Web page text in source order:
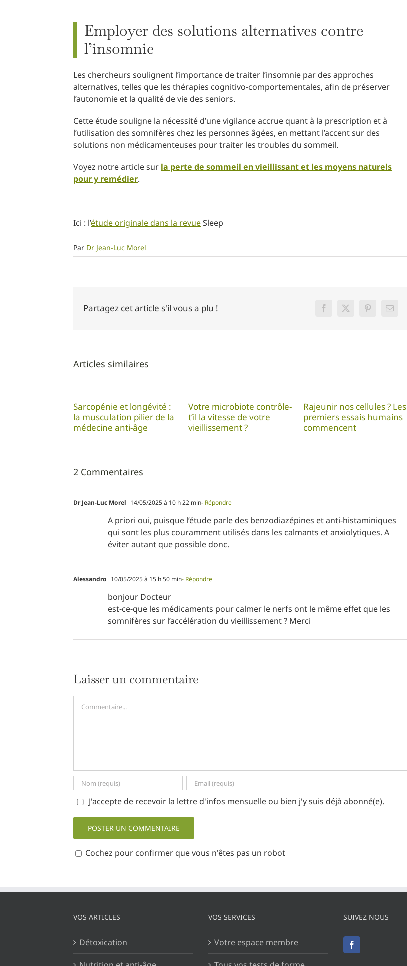
Employer des solutions alternatives contre
l’insomnie
Les chercheurs soulignent l’importance de traiter l’insomnie par des approches
alternatives, telles que les thérapies cognitivo-comportementales, afin de préserver
l’autonomie et la qualité de vie des seniors.
Cette étude souligne la nécessité d’une vigilance accrue quant à la prescription et à
l’utilisation des somnifères chez les personnes âgées, en mettant l’accent sur des
solutions non médicamenteuses pour traiter les troubles du sommeil.
Voyez notre article sur la perte de sommeil en vieillissant et les moyens naturels
pour y remédier.
Ici : l’étude originale dans la revueSleep
Par Dr Jean-Luc Morel
Partagez cet article s'il vous a plu ! FacebookTwitterPinterestEmail
Articles similaires
Sarcopénie et longévité :
la musculation pilier de la
médecine anti-âge
Votre microbiote contrôle-
t’il la vitesse de votre
vieillissement ?
Rajeunir nos cellules ? Les
premiers essais humains
commencent
2 Commentaires
Dr Jean-Luc Morel 14/05/2025 à 10 h 22 min- Répondre
A priori oui, puisque l’étude parle des benzodiazépines et anti-histaminiques
qui sont les plus couramment utilisés dans les calmants et anxiolytiques. A
éviter autant que possible donc.
Alessandro 10/05/2025 à 15 h 50 min- Répondre
bonjour Docteur
est-ce-que les médicaments pour calmer le nerfs ont le même effet que les
somnifères sur l’accélération du vieillissement ? Merci
Laisser un commentaire
J'accepte de recevoir la lettre d'infos mensuelle ou bien j'y suis déjà abonné(e).
Cochez pour confirmer que vous n'êtes pas un robot
VOS ARTICLES
Détoxication
VOS SERVICES
Votre espace membre
SUIVEZ NOUS